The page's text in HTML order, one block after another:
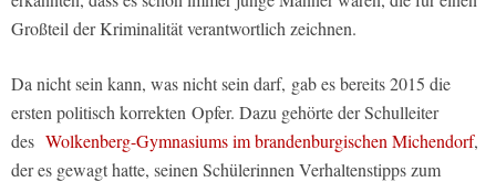
Großteil der Kriminalität verantwortlich zeichnen.
Da nicht sein kann, was nicht sein darf, gab es bereits 2015 die
ersten politisch korrekten Opfer. Dazu gehörte der Schulleiter
des Wolkenberg-Gymnasiums im brandenburgischen Michendorf,
der es gewagt hatte, seinen Schülerinnen Verhaltenstipps zum